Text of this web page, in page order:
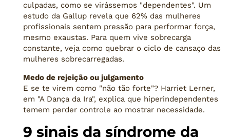
culpadas, como se virássemos "dependentes". Um
estudo da Gallup revela que 62% das mulheres
profissionais sentem pressão para performar força,
mesmo exaustas. Para quem vive sobrecarga
constante, veja como quebrar o ciclo de cansaço das
mulheres sobrecarregadas.
Medo de rejeição ou julgamento
E se te virem como "não tão forte"? Harriet Lerner,
em "A Dança da Ira", explica que hiperindependentes
temem perder controle ao mostrar necessidade.
9 sinais da síndrome da